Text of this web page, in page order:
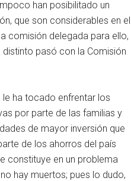
han posibilitado un
que son considerables en el
comisión delegada para ello,
pasó con la Comisión
ha tocado enfrentar los
por parte de las familias y
de mayor inversión que
de los ahorros del país
constituye en un problema
hay muertos; pues lo dudo,